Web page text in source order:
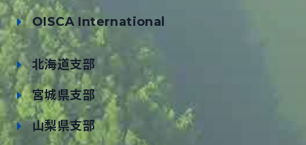
OISCA International
北海道支部
宮城県支部
山梨県支部